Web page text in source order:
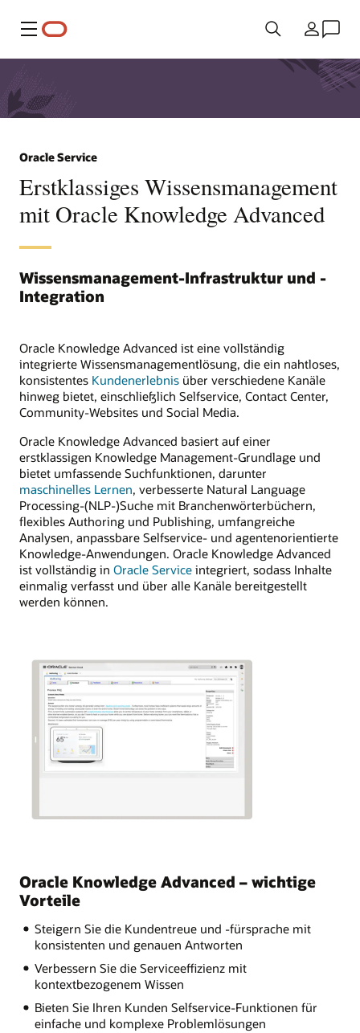
Menü Land
Oracle Service
Erstklassiges Wissensmanagement
mit Oracle Knowledge Advanced
Wissensmanagement-Infrastruktur und -
Integration
Oracle Knowledge Advanced ist eine vollständig
integrierte Wissensmanagementlösung, die ein nahtloses,
konsistentes Kundenerlebnis über verschiedene Kanäle
hinweg bietet, einschließlich Selfservice, Contact Center,
Community-Websites und Social Media.
Oracle Knowledge Advanced basiert auf einer
erstklassigen Knowledge Management-Grundlage und
bietet umfassende Suchfunktionen, darunter
maschinelles Lernen, verbesserte Natural Language
Processing-(NLP-)Suche mit Branchenwörterbüchern,
flexibles Authoring und Publishing, umfangreiche
Analysen, anpassbare Selfservice- und agentenorientierte
Knowledge-Anwendungen. Oracle Knowledge Advanced
ist vollständig in Oracle Service integriert, sodass Inhalte
einmalig verfasst und über alle Kanäle bereitgestellt
werden können.
Oracle Knowledge Advanced – wichtige
Vorteile
Steigern Sie die Kundentreue und -fürsprache mit
konsistenten und genauen Antworten
Verbessern Sie die Serviceeffizienz mit
kontextbezogenem Wissen
Bieten Sie Ihren Kunden Selfservice-Funktionen für
einfache und komplexe Problemlösungen